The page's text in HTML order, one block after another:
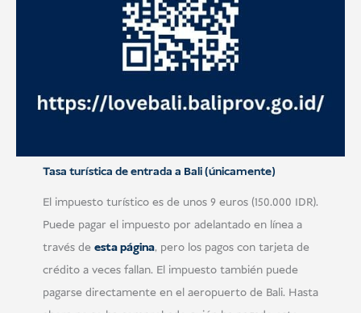
Tasa turística de entrada a Bali (únicamente)
El impuesto turístico es de unos 9 euros (150.000 IDR).
Puede pagar el impuesto por adelantado en línea a
través de esta página, pero los pagos con tarjeta de
crédito a veces fallan. El impuesto también puede
pagarse directamente en el aeropuerto de Bali. Hasta